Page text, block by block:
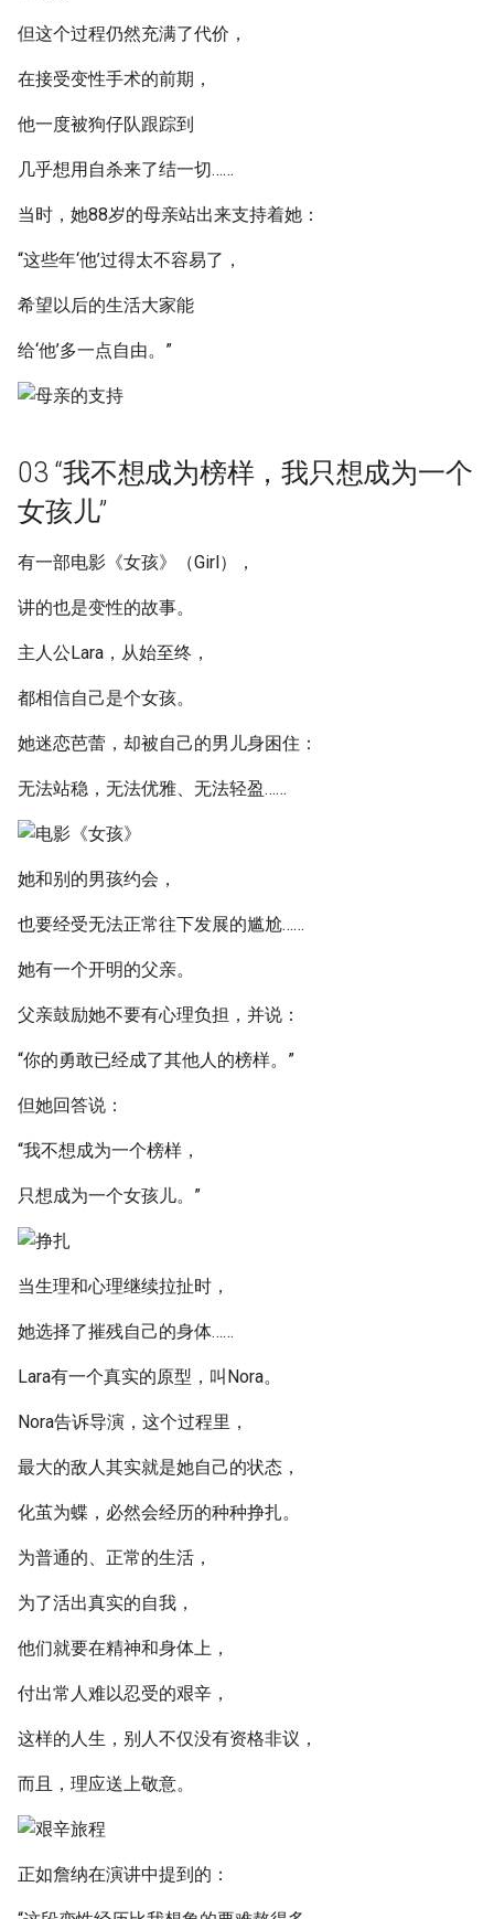
但这个过程仍然充满了代价，
在接受变性手术的前期，
他一度被狗仔队跟踪到
几乎想用自杀来了结一切……
当时，她88岁的母亲站出来支持着她：
“这些年‘他’过得太不容易了，
希望以后的生活大家能
给‘他’多一点自由。”
03 “我不想成为榜样，我只想成为一个
女孩儿”
有一部电影《女孩》（Girl），
讲的也是变性的故事。
主人公Lara，从始至终，
都相信自己是个女孩。
她迷恋芭蕾，却被自己的男儿身困住：
无法站稳，无法优雅、无法轻盈……
她和别的男孩约会，
也要经受无法正常往下发展的尴尬……
她有一个开明的父亲。
父亲鼓励她不要有心理负担，并说：
“你的勇敢已经成了其他人的榜样。”
但她回答说：
“我不想成为一个榜样，
只想成为一个女孩儿。”
当生理和心理继续拉扯时，
她选择了摧残自己的身体……
Lara有一个真实的原型，叫Nora。
Nora告诉导演，这个过程里，
最大的敌人其实就是她自己的状态，
化茧为蝶，必然会经历的种种挣扎。
为普通的、正常的生活，
为了活出真实的自我，
他们就要在精神和身体上，
付出常人难以忍受的艰辛，
这样的人生，别人不仅没有资格非议，
而且，理应送上敬意。
正如詹纳在演讲中提到的：